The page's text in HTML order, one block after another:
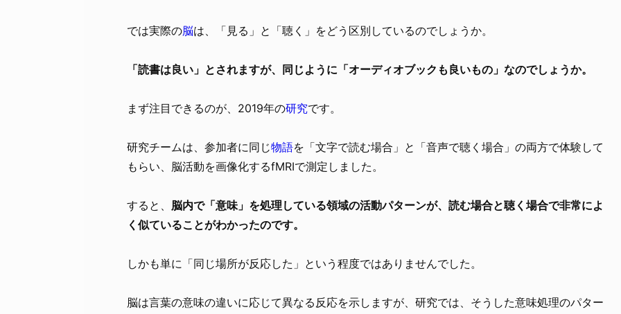
では実際の脳は、「見る」と「聴く」をどう区別しているのでしょうか。
「読書は良い」とされますが、同じように「オーディオブックも良いもの」なのでしょうか。
まず注目できるのが、2019年の研究です。
研究チームは、参加者に同じ物語を「文字で読む場合」と「音声で聴く場合」の両方で体験して
もらい、脳活動を画像化するfMRIで測定しました。
すると、 脳内で「意味」を処理している領域の活動パターンが、読む場合と聴く場合で非常によ
く似ていることがわかったのです。
しかも単に「同じ場所が反応した」という程度ではありませんでした。
脳は言葉の意味の違いに応じて異なる反応を示しますが、研究では、そうした意味処理のパター